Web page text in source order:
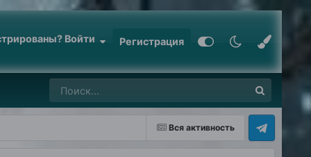
Войти Регистрация
Вся активность